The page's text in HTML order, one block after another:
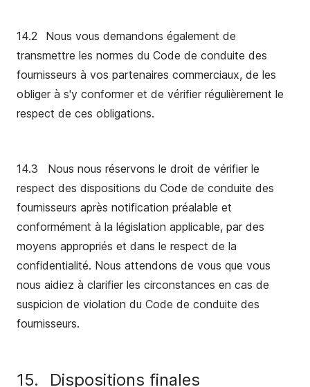
14.2
Nous vous demandons également de
transmettre les normes du Code de conduite des
fournisseurs à vos partenaires commerciaux, de les
obliger à s'y conformer et de vérifier régulièrement le
respect de ces obligations.
14.3
Nous nous réservons le droit de vérifier le
respect des dispositions du Code de conduite des
fournisseurs après notification préalable et
conformément à la législation applicable, par des
moyens appropriés et dans le respect de la
confidentialité. Nous attendons de vous que vous
nous aidiez à clarifier les circonstances en cas de
suspicion de violation du Code de conduite des
fournisseurs.
15. Dispositions finales